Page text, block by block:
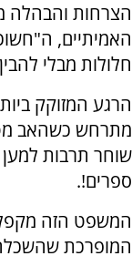
הצרחות והבהלה
האמיתיים,
חלולות מבלי
הרגע המזוקק
מתרחש כשהאב
שוחר תרבות
ספרים!.
המשפט הזה
המופרכת שהשכלה